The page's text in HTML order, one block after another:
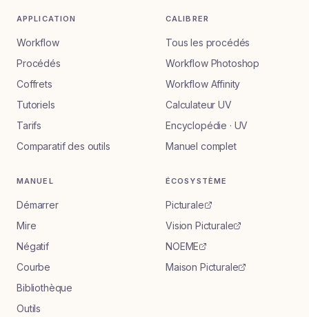
APPLICATION
Workflow
Procédés
Coffrets
Tutoriels
Tarifs
Comparatif des outils
CALIBRER
Tous les procédés
Workflow Photoshop
Workflow Affinity
Calculateur UV
Encyclopédie · UV
Manuel complet
MANUEL
Démarrer
Mire
Négatif
Courbe
Bibliothèque
Outils
ÉCOSYSTÈME
Picturale
Vision Picturale
NOEME
Maison Picturale